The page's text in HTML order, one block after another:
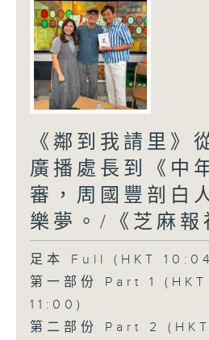
《鄰到我請里》
廣播處長到《中
審，周國豐剖白
樂夢。/《芝麻報
足本 Full (HKT
第一部份 Part 1
11:00)
第二部份 Part 2